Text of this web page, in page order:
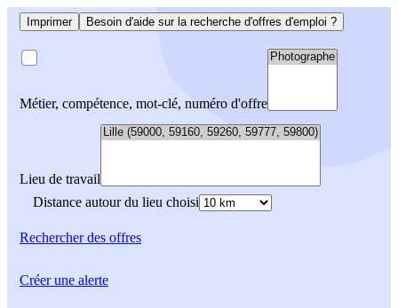
Imprimer Besoin d'aide sur la recherche d'offres d'emploi ?
Métier, compétence, mot-clé, numéro d'offre
Lieu de travail
Distance autour du lieu choisi
Rechercherdes offres
Créer une alerte